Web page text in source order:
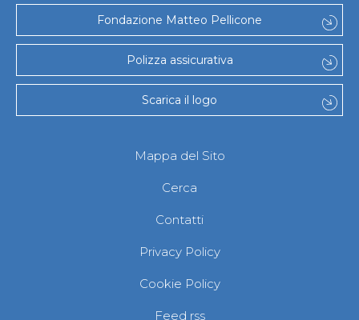
Fondazione Matteo Pellicone
Polizza assicurativa
Scarica il logo
Mappa del Sito
Cerca
Contatti
Privacy Policy
Cookie Policy
Feed rss